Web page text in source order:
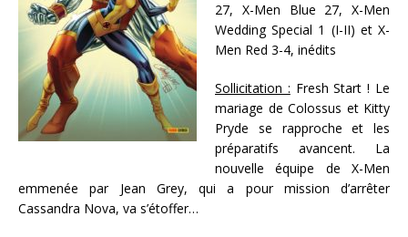
27, X-Men Blue 27, X-Men
Wedding Special 1 (I-II) et X-
Men Red 3-4, inédits
Sollicitation : Fresh Start ! Le
mariage de Colossus et Kitty
Pryde se rapproche et les
préparatifs avancent. La
nouvelle équipe de X-Men
emmenée par Jean Grey, qui a pour mission d’arrêter
Cassandra Nova, va s’étoffer…